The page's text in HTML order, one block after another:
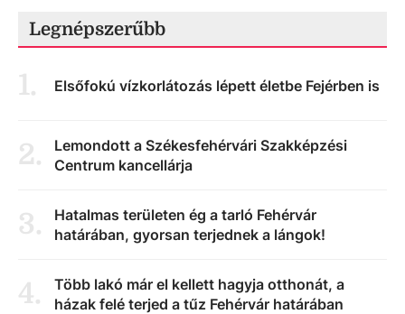
Legnépszerűbb
1. Elsőfokú vízkorlátozás lépett életbe Fejérben is
2.
Lemondott a Székesfehérvári Szakképzési
Centrum kancellárja
3.
Hatalmas területen ég a tarló Fehérvár
határában, gyorsan terjednek a lángok!
4.
Több lakó már el kellett hagyja otthonát, a
házak felé terjed a tűz Fehérvár határában